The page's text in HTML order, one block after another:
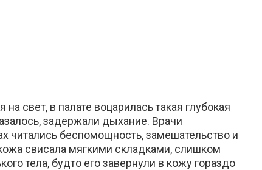
свет, в палате воцарилась такая глубокая
задержали дыхание. Врачи
читались беспомощность, замешательство и
свисала мягкими складками, слишком
тела, будто его завернули в кожу гораздо